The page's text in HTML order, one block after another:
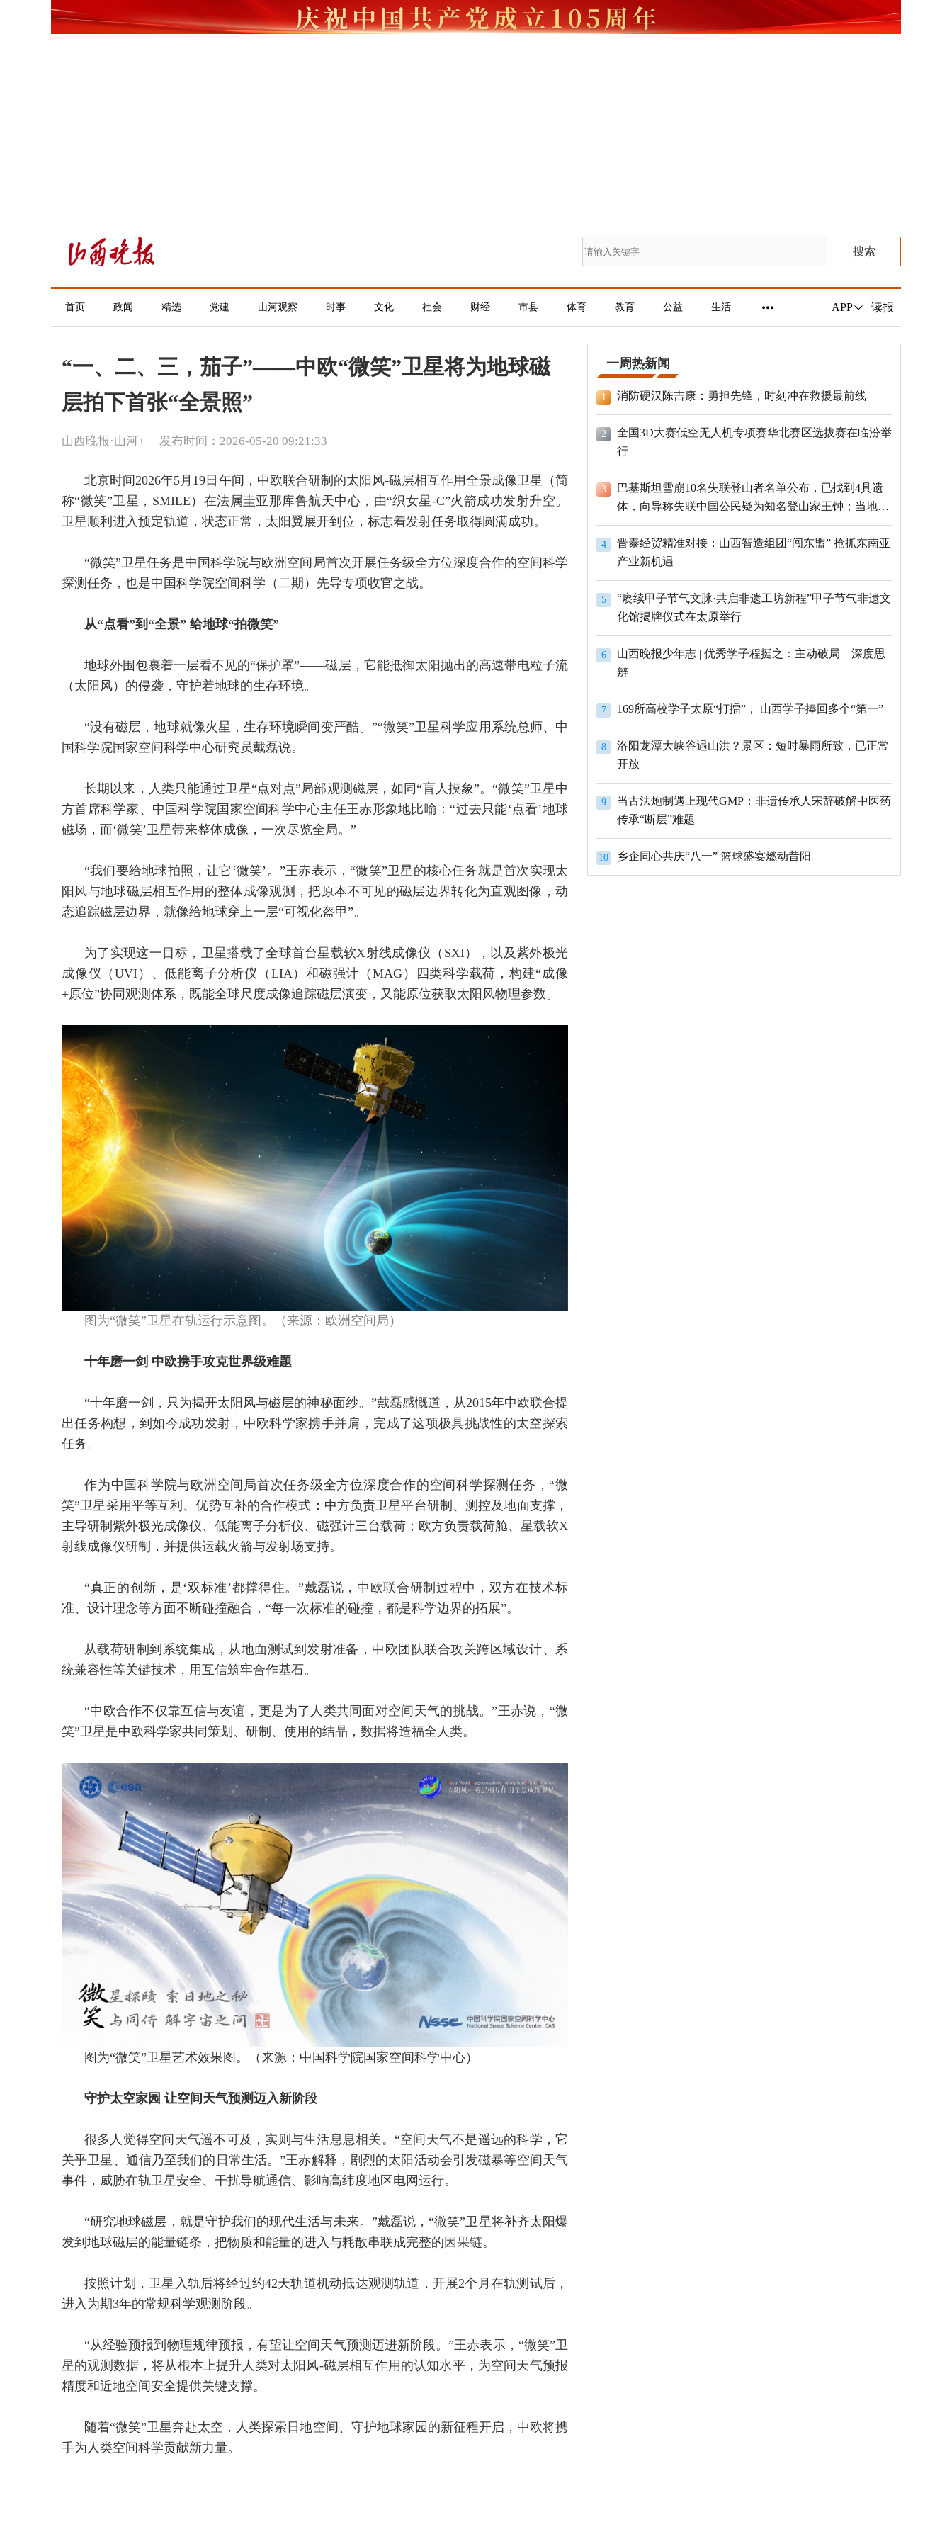
搜索
首页 政闻 精选 党建 山河观察 时事 文化 社会 财经 市县 体育 教育 公益 生活 APP 读报
“一、二、三，茄子”——中欧“微笑”卫星将为地球磁
层拍下首张“全景照”
山西晚报·山河+ 发布时间：2026-05-20 09:21:33
北京时间2026年5月19日午间，中欧联合研制的太阳风-磁层相互作用全景成像卫星（简
称“微笑”卫星，SMILE）在法属圭亚那库鲁航天中心，由“织女星-C”火箭成功发射升空。
卫星顺利进入预定轨道，状态正常，太阳翼展开到位，标志着发射任务取得圆满成功。
“微笑”卫星任务是中国科学院与欧洲空间局首次开展任务级全方位深度合作的空间科学
探测任务，也是中国科学院空间科学（二期）先导专项收官之战。
从“点看”到“全景” 给地球“拍微笑”
地球外围包裹着一层看不见的“保护罩”——磁层，它能抵御太阳抛出的高速带电粒子流
（太阳风）的侵袭，守护着地球的生存环境。
“没有磁层，地球就像火星，生存环境瞬间变严酷。”“微笑”卫星科学应用系统总师、中
国科学院国家空间科学中心研究员戴磊说。
长期以来，人类只能通过卫星“点对点”局部观测磁层，如同“盲人摸象”。“微笑”卫星中
方首席科学家、中国科学院国家空间科学中心主任王赤形象地比喻：“过去只能‘点看’地球
磁场，而‘微笑’卫星带来整体成像，一次尽览全局。”
“我们要给地球拍照，让它‘微笑’。”王赤表示，“微笑”卫星的核心任务就是首次实现太
阳风与地球磁层相互作用的整体成像观测，把原本不可见的磁层边界转化为直观图像，动
态追踪磁层边界，就像给地球穿上一层“可视化盔甲”。
为了实现这一目标，卫星搭载了全球首台星载软X射线成像仪（SXI），以及紫外极光
成像仪（UVI）、低能离子分析仪（LIA）和磁强计（MAG）四类科学载荷，构建“成像
+原位”协同观测体系，既能全球尺度成像追踪磁层演变，又能原位获取太阳风物理参数。
图为“微笑”卫星在轨运行示意图。（来源：欧洲空间局）
十年磨一剑 中欧携手攻克世界级难题
“十年磨一剑，只为揭开太阳风与磁层的神秘面纱。”戴磊感慨道，从2015年中欧联合提
出任务构想，到如今成功发射，中欧科学家携手并肩，完成了这项极具挑战性的太空探索
任务。
作为中国科学院与欧洲空间局首次任务级全方位深度合作的空间科学探测任务，“微
笑”卫星采用平等互利、优势互补的合作模式：中方负责卫星平台研制、测控及地面支撑，
主导研制紫外极光成像仪、低能离子分析仪、磁强计三台载荷；欧方负责载荷舱、星载软X
射线成像仪研制，并提供运载火箭与发射场支持。
“真正的创新，是‘双标准’都撑得住。”戴磊说，中欧联合研制过程中，双方在技术标
准、设计理念等方面不断碰撞融合，“每一次标准的碰撞，都是科学边界的拓展”。
从载荷研制到系统集成，从地面测试到发射准备，中欧团队联合攻关跨区域设计、系
统兼容性等关键技术，用互信筑牢合作基石。
“中欧合作不仅靠互信与友谊，更是为了人类共同面对空间天气的挑战。”王赤说，“微
笑”卫星是中欧科学家共同策划、研制、使用的结晶，数据将造福全人类。
图为“微笑”卫星艺术效果图。（来源：中国科学院国家空间科学中心）
守护太空家园 让空间天气预测迈入新阶段
很多人觉得空间天气遥不可及，实则与生活息息相关。“空间天气不是遥远的科学，它
关乎卫星、通信乃至我们的日常生活。”王赤解释，剧烈的太阳活动会引发磁暴等空间天气
事件，威胁在轨卫星安全、干扰导航通信、影响高纬度地区电网运行。
“研究地球磁层，就是守护我们的现代生活与未来。”戴磊说，“微笑”卫星将补齐太阳爆
发到地球磁层的能量链条，把物质和能量的进入与耗散串联成完整的因果链。
按照计划，卫星入轨后将经过约42天轨道机动抵达观测轨道，开展2个月在轨测试后，
进入为期3年的常规科学观测阶段。
“从经验预报到物理规律预报，有望让空间天气预测迈进新阶段。”王赤表示，“微笑”卫
星的观测数据，将从根本上提升人类对太阳风-磁层相互作用的认知水平，为空间天气预报
精度和近地空间安全提供关键支撑。
随着“微笑”卫星奔赴太空，人类探索日地空间、守护地球家园的新征程开启，中欧将携
手为人类空间科学贡献新力量。
一周热新闻
1 消防硬汉陈吉康：勇担先锋，时刻冲在救援最前线
2
全国3D大赛低空无人机专项赛华北赛区选拔赛在临汾举
行
3
巴基斯坦雪崩10名失联登山者名单公布，已找到4具遗
体，向导称失联中国公民疑为知名登山家王钟；当地官
员：已定位到3个追踪器
4
晋泰经贸精准对接：山西智造组团“闯东盟” 抢抓东南亚
产业新机遇
5
“赓续甲子节气文脉·共启非遗工坊新程”甲子节气非遗文
化馆揭牌仪式在太原举行
6
山西晚报少年志 | 优秀学子程挺之：主动破局 深度思
辨
7 169所高校学子太原“打擂”， 山西学子捧回多个“第一”
8
洛阳龙潭大峡谷遇山洪？景区：短时暴雨所致，已正常
开放
9
当古法炮制遇上现代GMP：非遗传承人宋辞破解中医药
传承“断层”难题
10 乡企同心共庆“八一” 篮球盛宴燃动昔阳